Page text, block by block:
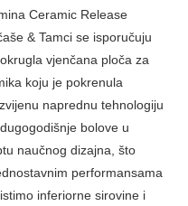
Ceramic Release
& Tamci se isporučuju
vjenčana ploča za
koju je pokrenula
naprednu tehnologiju
bolove u
naučnog dizajna, što
performansama
inferiorne sirovine i